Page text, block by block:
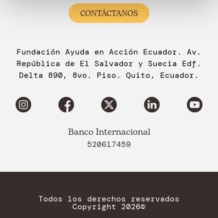
CONTÁCTANOS
Fundación Ayuda en Acción Ecuador. Av.
República de El Salvador y Suecia Edf.
Delta 890, 8vo. Piso. Quito, Ecuador.
Banco Internacional
520617459
Todos los derechos reservados
Copyright 2026©